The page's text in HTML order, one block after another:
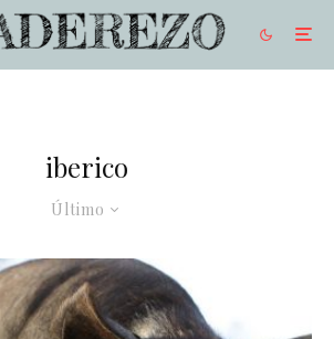
iberico
Último